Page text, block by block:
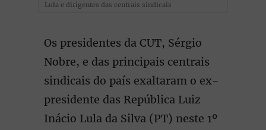
Lula e dirigentes das centrais sindicais
Os presidentes da CUT, Sérgio
Nobre, e das principais centrais
sindicais do país exaltaram o ex-
presidente das República Luiz
Inácio Lula da Silva (PT) neste 1º